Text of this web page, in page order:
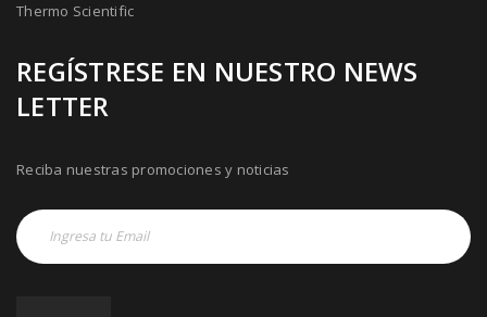
Thermo Scientific
REGÍSTRESE EN NUESTRO NEWS
LETTER
Reciba nuestras promociones y noticias